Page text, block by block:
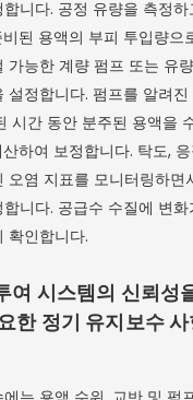
니다. 공정 유량을 측정
된 용액의 부피 투입량으
가능한 계량 펌프 또는 유
설정합니다. 펌프를 알려
시간 동안 분주된 용액을
하여 보정합니다. 탁도, 응
오염 지표를 모니터링하면
니다. 공급수 수질에 변
확인합니다.
여 시스템의 신뢰성
한 정기 유지보수